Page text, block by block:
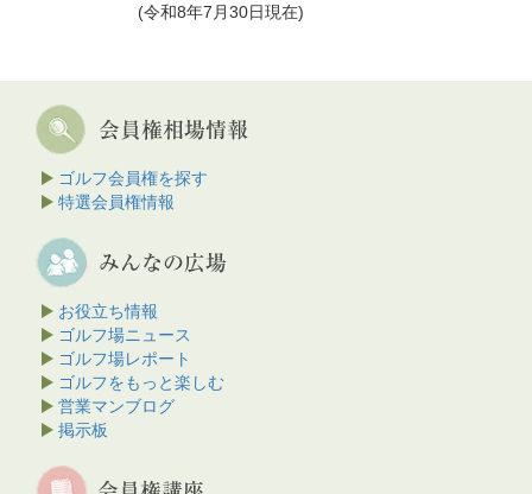
(令和8年7月30日現在)
ゴルフ会員権を探す
特選会員権情報
お役立ち情報
ゴルフ場ニュース
ゴルフ場レポート
ゴルフをもっと楽しむ
営業マンブログ
掲示板